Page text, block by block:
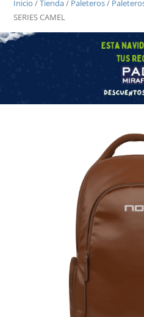
Inicio /Tienda/ Paleteros/
SERIES CAMEL